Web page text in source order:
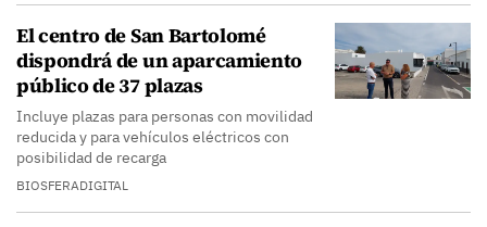
El centro de San Bartolomé
dispondrá de un aparcamiento
público de 37 plazas
Incluye plazas para personas con movilidad
reducida y para vehículos eléctricos con
posibilidad de recarga
BIOSFERADIGITAL